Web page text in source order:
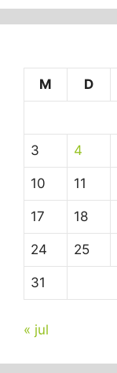
M
D
3 4
10 11
17 18
24 25
31
« jul